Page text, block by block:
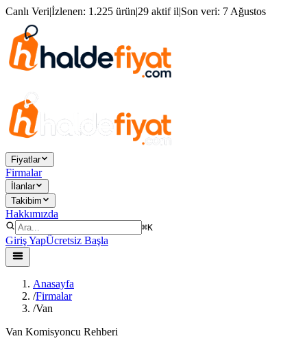
Canlı Veri|İzlenen: 1.225 ürün|29 aktif il|Son veri: 7 Ağustos
Fiyatlar
Firmalar
İlanlar
Takibim
Hakkımızda
⌘K
Giriş YapÜcretsiz Başla
Anasayfa
/Firmalar
/Van
Van Komisyoncu Rehberi